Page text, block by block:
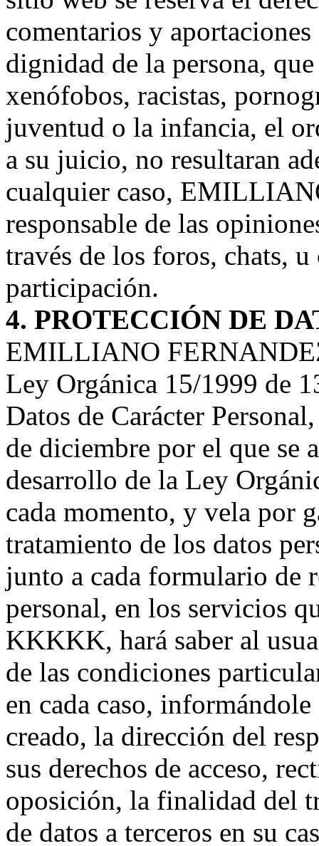
comentarios y
dignidad de la persona,
xenófobos, racistas,
juventud o la infancia, el
a su juicio, no resultaran
cualquier caso,
responsable de las
través de los foros, chats,
participación.
4. PROTECCIÓN DE
EMILLIANO
Ley Orgánica 15/1999 de
Datos de Carácter
de diciembre por el que se
desarrollo de la Ley
cada momento, y vela por
tratamiento de los datos
junto a cada formulario de
personal, en los servicios
KKKKK, hará saber al
de las condiciones
en cada caso,
creado, la dirección del
sus derechos de acceso,
oposición, la finalidad del
de datos a terceros en su